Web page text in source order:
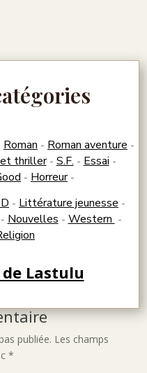
Roman - Roman aventure -
thriller- S.F. - Essai -
- Horreur-
- Littérature jeunesse -
- Nouvelles - Western -
Lastulu
publiée. Les champs
*